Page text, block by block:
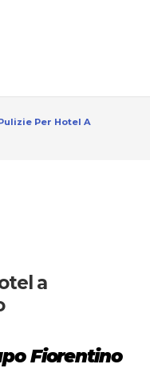
Per Hotel A
a
Fiorentino